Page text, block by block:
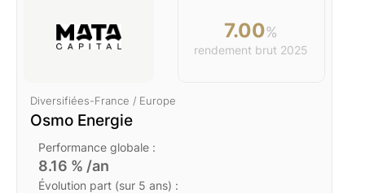
7.00%
rendement brut 2025
Diversifiées-France / Europe
Osmo Energie
Performance globale :
8.16 % /an
Évolution part (sur 5 ans) :